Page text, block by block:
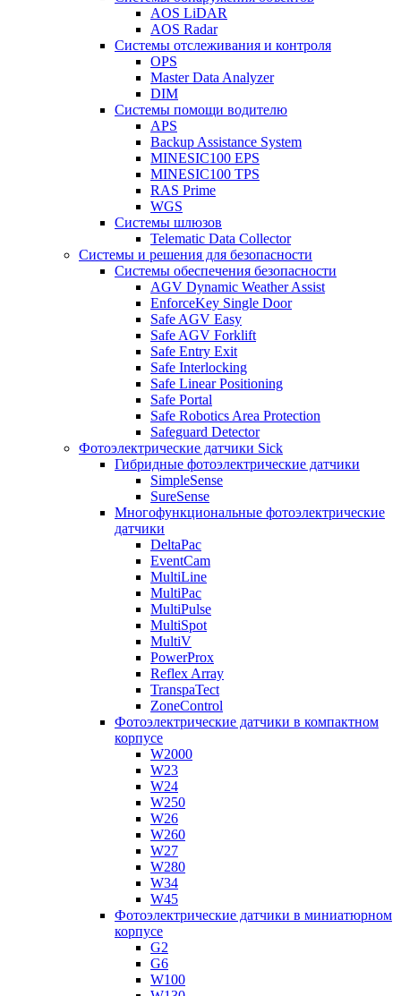
AOS LiDAR
AOS Radar
Системы отслеживания и контроля
OPS
Master Data Analyzer
DIM
Системы помощи водителю
APS
Backup Assistance System
MINESIC100 EPS
MINESIC100 TPS
RAS Prime
WGS
Системы шлюзов
Telematic Data Collector
Системы и решения для безопасности
Системы обеспечения безопасности
AGV Dynamic Weather Assist
EnforceKey Single Door
Safe AGV Easy
Safe AGV Forklift
Safe Entry Exit
Safe Interlocking
Safe Linear Positioning
Safe Portal
Safe Robotics Area Protection
Safeguard Detector
Фотоэлектрические датчики Sick
Гибридные фотоэлектрические датчики
SimpleSense
SureSense
Многофункциональные фотоэлектрические
датчики
DeltaPac
EventCam
MultiLine
MultiPac
MultiPulse
MultiSpot
MultiV
PowerProx
Reflex Array
TranspaTect
ZoneControl
Фотоэлектрические датчики в компактном
корпусе
W2000
W23
W24
W250
W26
W260
W27
W280
W34
W45
Фотоэлектрические датчики в миниатюрном
корпусе
G2
G6
W100